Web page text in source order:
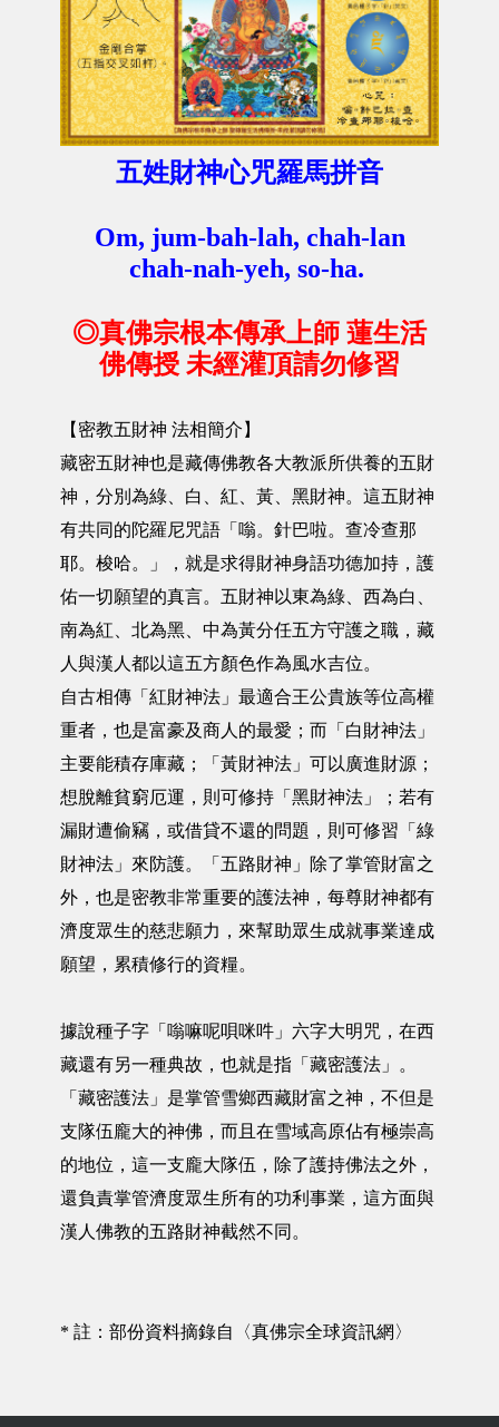
五姓財神心咒羅馬拼音
Om, jum-bah-lah, chah-lan
chah-nah-yeh, so-ha.
◎真佛宗根本傳承上師 蓮生活
佛傳授 未經灌頂請勿修習
【密教五財神 法相簡介】
藏密五財神也是藏傳佛教各大教派所供養的五財
神，分別為綠、白、紅、黃、黑財神。這五財神
有共同的陀羅尼咒語「嗡。針巴啦。查冷查那
耶。梭哈。」，就是求得財神身語功德加持，護
佑一切願望的真言。五財神以東為綠、西為白、
南為紅、北為黑、中為黃分任五方守護之職，藏
人與漢人都以這五方顏色作為風水吉位。
自古相傳「紅財神法」最適合王公貴族等位高權
重者，也是富豪及商人的最愛；而「白財神法」
主要能積存庫藏；「黃財神法」可以廣進財源；
想脫離貧窮厄運，則可修持「黑財神法」；若有
漏財遭偷竊，或借貸不還的問題，則可修習「綠
財神法」來防護。「五路財神」除了掌管財富之
外，也是密教非常重要的護法神，每尊財神都有
濟度眾生的慈悲願力，來幫助眾生成就事業達成
願望，累積修行的資糧。
據說種子字「嗡嘛呢唄咪吽」六字大明咒，在西
藏還有另一種典故，也就是指「藏密護法」。
「藏密護法」是掌管雪鄉西藏財富之神，不但是
支隊伍龐大的神佛，而且在雪域高原佔有極崇高
的地位，這一支龐大隊伍，除了護持佛法之外，
還負責掌管濟度眾生所有的功利事業，這方面與
漢人佛教的五路財神截然不同。
* 註：部份資料摘錄自〈真佛宗全球資訊網〉